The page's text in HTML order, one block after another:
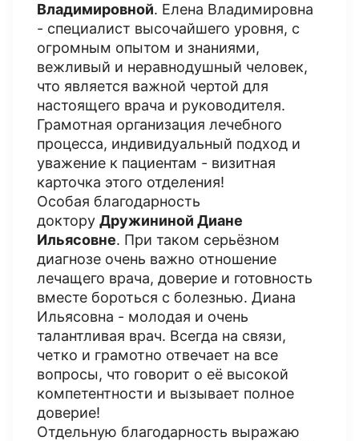
Владимировной. Елена Владимировна
- специалист высочайшего уровня, с
огромным опытом и знаниями,
вежливый и неравнодушный человек,
что является важной чертой для
настоящего врача и руководителя.
Грамотная организация лечебного
процесса, индивидуальный подход и
уважение к пациентам - визитная
карточка этого отделения!
Особая благодарность
доктору Дружининой Диане
Ильясовне. При таком серьёзном
диагнозе очень важно отношение
лечащего врача, доверие и готовность
вместе бороться с болезнью. Диана
Ильясовна - молодая и очень
талантливая врач. Всегда на связи,
четко и грамотно отвечает на все
вопросы, что говорит о её высокой
компетентности и вызывает полное
доверие!
Отдельную благодарность выражаю